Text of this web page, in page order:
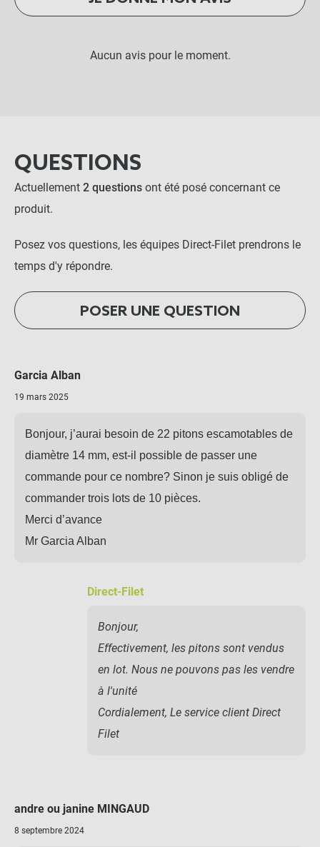
PANIER
Aucun avis pour le moment.
QUESTIONS
Actuellement 2 questions ont été posé concernant ce
produit.
Posez vos questions, les équipes Direct-Filet prendrons le
temps d'y répondre.
POSER UNE QUESTION
Garcia Alban
19 mars 2025
Bonjour, j’aurai besoin de 22 pitons escamotables de
diamètre 14 mm, est-il possible de passer une
commande pour ce nombre? Sinon je suis obligé de
commander trois lots de 10 pièces.
Merci d’avance
Mr Garcia Alban
Direct-Filet
Bonjour,
Effectivement, les pitons sont vendus
en lot. Nous ne pouvons pas les vendre
à l'unité
Cordialement, Le service client Direct
Filet
andre ou janine MINGAUD
8 septembre 2024